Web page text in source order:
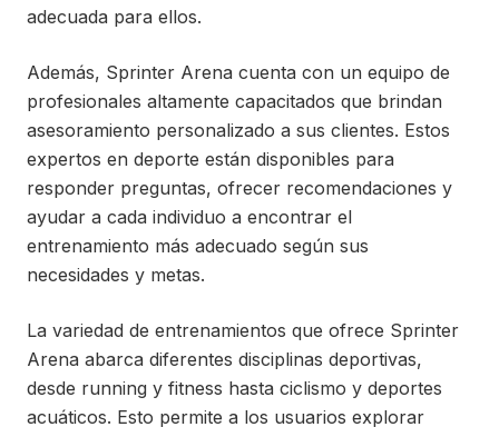
adecuada para ellos.
Además, Sprinter Arena cuenta con un equipo de
profesionales altamente capacitados que brindan
asesoramiento personalizado a sus clientes. Estos
expertos en deporte están disponibles para
responder preguntas, ofrecer recomendaciones y
ayudar a cada individuo a encontrar el
entrenamiento más adecuado según sus
necesidades y metas.
La variedad de entrenamientos que ofrece Sprinter
Arena abarca diferentes disciplinas deportivas,
desde running y fitness hasta ciclismo y deportes
acuáticos. Esto permite a los usuarios explorar